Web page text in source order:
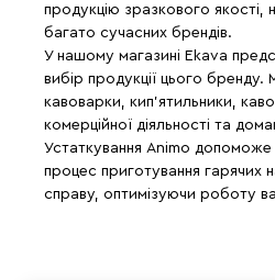
продукцію зразкового якості,
багато сучасних брендів.
У нашому магазині Ekava
вибір продукції цього
кавоварки, кип'ятильники,
комерційної діяльності та
Устаткування Animo
процес приготування гарячих
справу, оптимізуючи роботу